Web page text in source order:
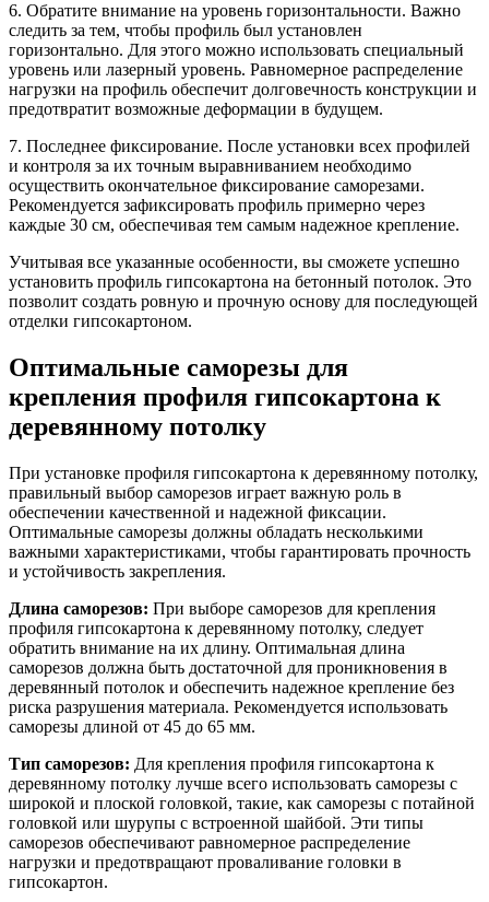
6. Обратите внимание на уровень горизонтальности. Важно
следить за тем, чтобы профиль был установлен
горизонтально. Для этого можно использовать специальный
уровень или лазерный уровень. Равномерное распределение
нагрузки на профиль обеспечит долговечность конструкции и
предотвратит возможные деформации в будущем.
7. Последнее фиксирование. После установки всех профилей
и контроля за их точным выравниванием необходимо
осуществить окончательное фиксирование саморезами.
Рекомендуется зафиксировать профиль примерно через
каждые 30 см, обеспечивая тем самым надежное крепление.
Учитывая все указанные особенности, вы сможете успешно
установить профиль гипсокартона на бетонный потолок. Это
позволит создать ровную и прочную основу для последующей
отделки гипсокартоном.
Оптимальные саморезы для
крепления профиля гипсокартона к
деревянному потолку
При установке профиля гипсокартона к деревянному потолку,
правильный выбор саморезов играет важную роль в
обеспечении качественной и надежной фиксации.
Оптимальные саморезы должны обладать несколькими
важными характеристиками, чтобы гарантировать прочность
и устойчивость закрепления.
Длина саморезов: При выборе саморезов для крепления
профиля гипсокартона к деревянному потолку, следует
обратить внимание на их длину. Оптимальная длина
саморезов должна быть достаточной для проникновения в
деревянный потолок и обеспечить надежное крепление без
риска разрушения материала. Рекомендуется использовать
саморезы длиной от 45 до 65 мм.
Тип саморезов: Для крепления профиля гипсокартона к
деревянному потолку лучше всего использовать саморезы с
широкой и плоской головкой, такие, как саморезы с потайной
головкой или шурупы с встроенной шайбой. Эти типы
саморезов обеспечивают равномерное распределение
нагрузки и предотвращают проваливание головки в
гипсокартон.